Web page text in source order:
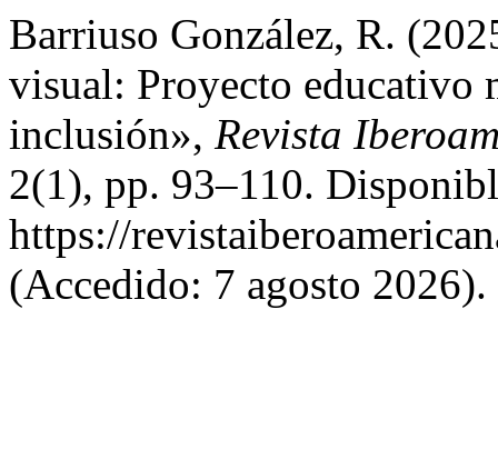
Barriuso González, R.
visual: Proyecto educativo
inclusión», Revista
2(1), pp. 93–110.
https://
(Accedido: 7 agosto 2026).